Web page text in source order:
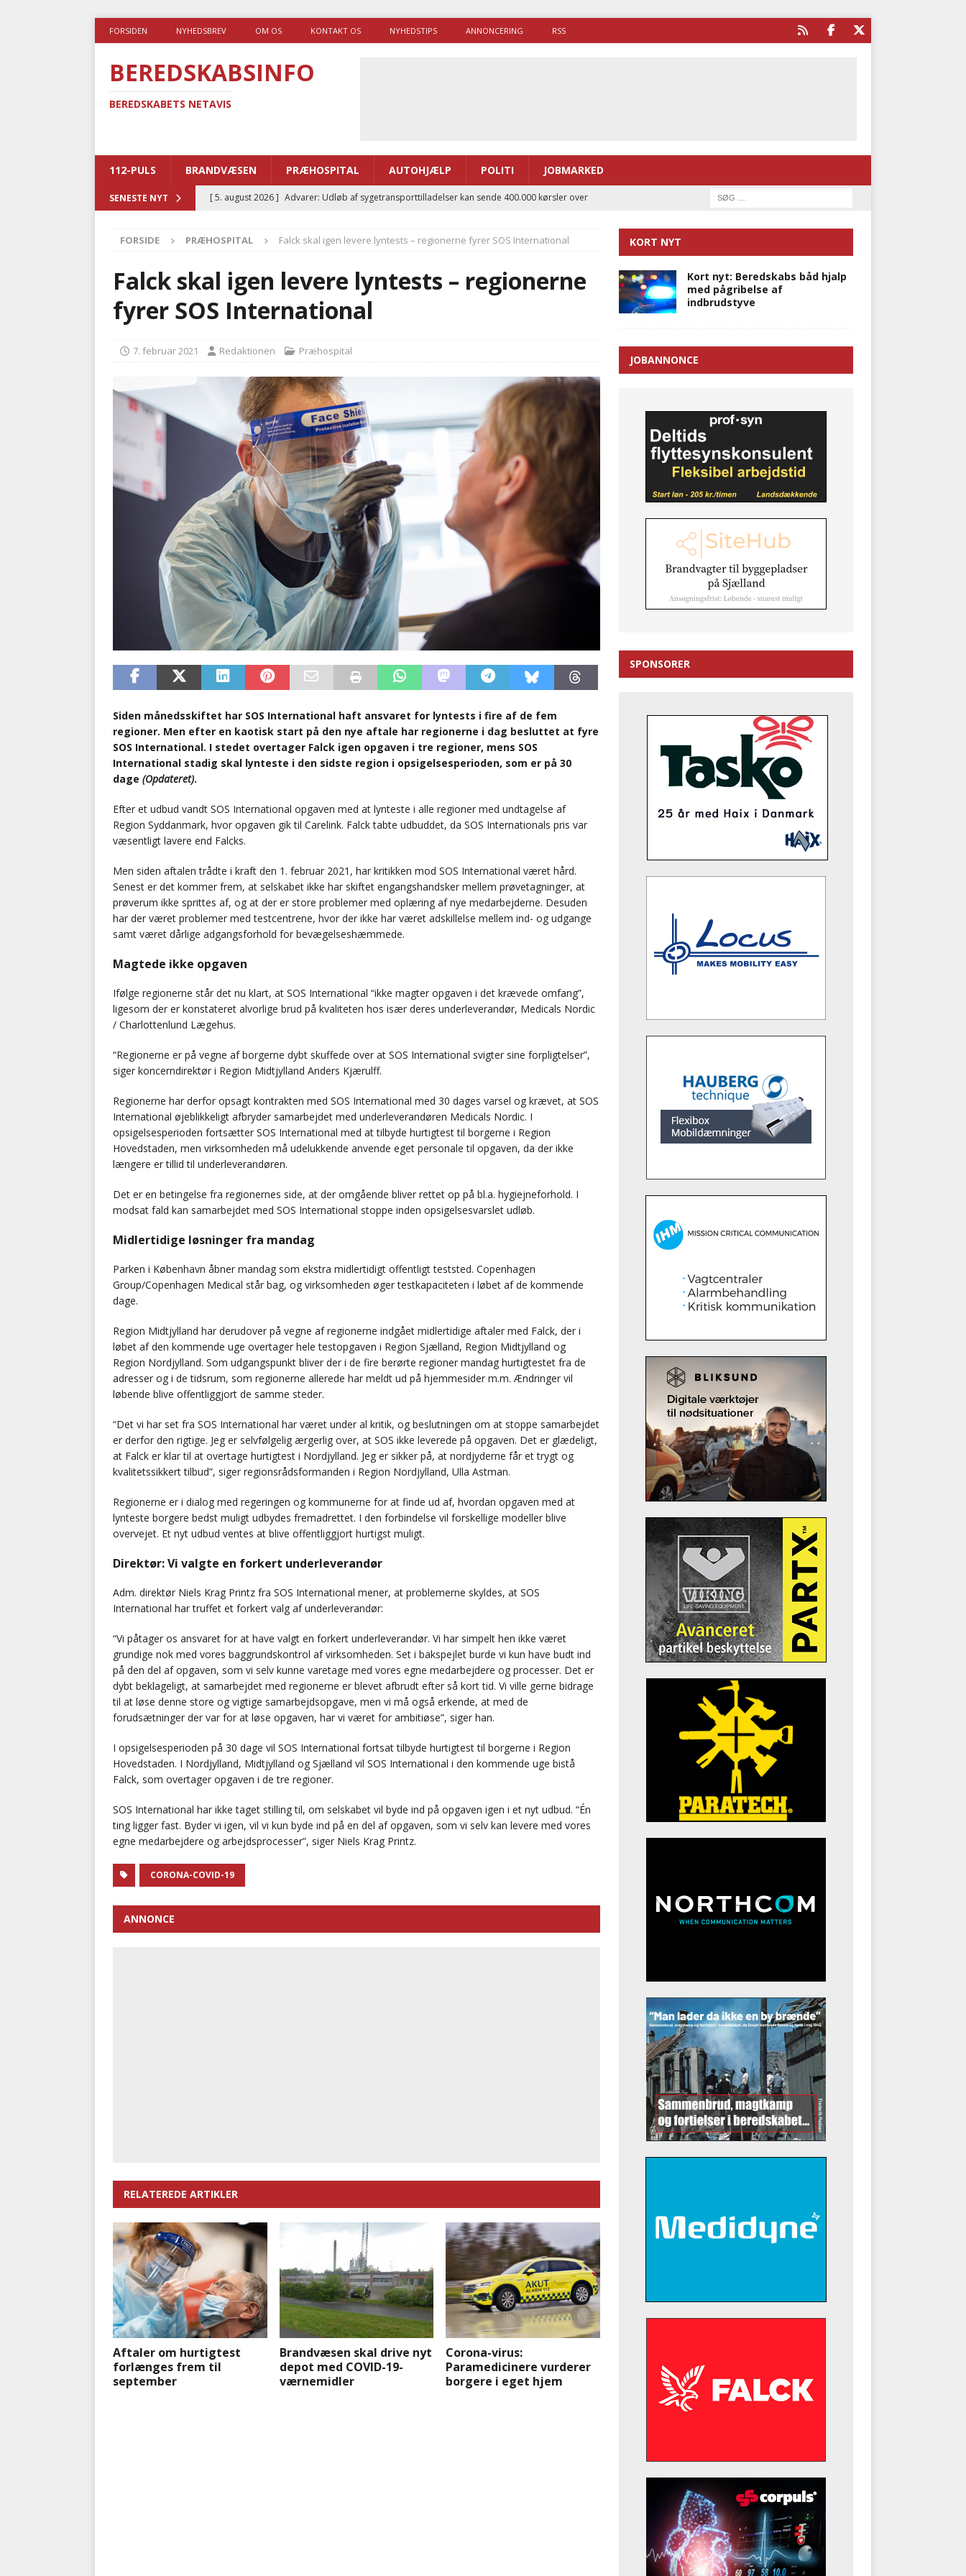
FORSIDEN NYHEDSBREV OM OS KONTAKT OS NYHEDSTIPS ANNONCERING RSS
BEREDSKABSINFO
BEREDSKABETS NETAVIS
112-PULS BRANDVÆSEN PRÆHOSPITAL AUTOHJÆLP POLITI JOBMARKED
SENESTE NYT [ 5. august 2026 ] Advarer: Udløb af sygetransporttilladelser kan sende 400.000 kørsler over
[ 5. august 2026 ] Ny ambulance og el-sygetransportvogn til Samsø
PRÆHOSPITAL
[ 4. august 2026 ]
Brandvæsenerne brugte lidt længere tid på at komme af sted i 2025
BRANDVÆSEN
[ 4. august 2026 ]
Ny treårig politiuddannelse skal ruste betjentene til mere kompleks
kriminalitet
POLITI
BRANDVÆSEN
FORSIDE PRÆHOSPITAL Falck skal igen levere lyntests – regionerne fyrer SOS International
Falck skal igen levere lyntests – regionerne
fyrer SOS International
7. februar 2021 Redaktionen Præhospital
Siden månedsskiftet har SOS International haft ansvaret for lyntests i fire af de fem
regioner. Men efter en kaotisk start på den nye aftale har regionerne i dag besluttet at fyre
SOS International. I stedet overtager Falck igen opgaven i tre regioner, mens SOS
International stadig skal lynteste i den sidste region i opsigelsesperioden, som er på 30
dage (Opdateret).
Efter et udbud vandt SOS International opgaven med at lynteste i alle regioner med undtagelse af
Region Syddanmark, hvor opgaven gik til Carelink. Falck tabte udbuddet, da SOS Internationals pris var
væsentligt lavere end Falcks.
Men siden aftalen trådte i kraft den 1. februar 2021, har kritikken mod SOS International været hård.
Senest er det kommer frem, at selskabet ikke har skiftet engangshandsker mellem prøvetagninger, at
prøverum ikke sprittes af, og at der er store problemer med oplæring af nye medarbejderne. Desuden
har der været problemer med testcentrene, hvor der ikke har været adskillelse mellem ind- og udgange
samt været dårlige adgangsforhold for bevægelseshæmmede.
Magtede ikke opgaven
Ifølge regionerne står det nu klart, at SOS International “ikke magter opgaven i det krævede omfang”,
ligesom der er konstateret alvorlige brud på kvaliteten hos især deres underleverandør, Medicals Nordic
/ Charlottenlund Lægehus.
“Regionerne er på vegne af borgerne dybt skuffede over at SOS International svigter sine forpligtelser”,
siger koncerndirektør i Region Midtjylland Anders Kjærulff.
Regionerne har derfor opsagt kontrakten med SOS International med 30 dages varsel og krævet, at SOS
International øjeblikkeligt afbryder samarbejdet med underleverandøren Medicals Nordic. I
opsigelsesperioden fortsætter SOS International med at tilbyde hurtigtest til borgerne i Region
Hovedstaden, men virksomheden må udelukkende anvende eget personale til opgaven, da der ikke
længere er tillid til underleverandøren.
Det er en betingelse fra regionernes side, at der omgående bliver rettet op på bl.a. hygiejneforhold. I
modsat fald kan samarbejdet med SOS International stoppe inden opsigelsesvarslet udløb.
Midlertidige løsninger fra mandag
Parken i København åbner mandag som ekstra midlertidigt offentligt teststed. Copenhagen
Group/Copenhagen Medical står bag, og virksomheden øger testkapaciteten i løbet af de kommende
dage.
Region Midtjylland har derudover på vegne af regionerne indgået midlertidige aftaler med Falck, der i
løbet af den kommende uge overtager hele testopgaven i Region Sjælland, Region Midtjylland og
Region Nordjylland. Som udgangspunkt bliver der i de fire berørte regioner mandag hurtigtestet fra de
adresser og i de tidsrum, som regionerne allerede har meldt ud på hjemmesider m.m. Ændringer vil
løbende blive offentliggjort de samme steder.
“Det vi har set fra SOS International har været under al kritik, og beslutningen om at stoppe samarbejdet
er derfor den rigtige. Jeg er selvfølgelig ærgerlig over, at SOS ikke leverede på opgaven. Det er glædeligt,
at Falck er klar til at overtage hurtigtest i Nordjylland. Jeg er sikker på, at nordjyderne får et trygt og
kvalitetssikkert tilbud”, siger regionsrådsformanden i Region Nordjylland, Ulla Astman.
Regionerne er i dialog med regeringen og kommunerne for at finde ud af, hvordan opgaven med at
lynteste borgere bedst muligt udbydes fremadrettet. I den forbindelse vil forskellige modeller blive
overvejet. Et nyt udbud ventes at blive offentliggjort hurtigst muligt.
Direktør: Vi valgte en forkert underleverandør
Adm. direktør Niels Krag Printz fra SOS International mener, at problemerne skyldes, at SOS
International har truffet et forkert valg af underleverandør:
“Vi påtager os ansvaret for at have valgt en forkert underleverandør. Vi har simpelt hen ikke været
grundige nok med vores baggrundskontrol af virksomheden. Set i bakspejlet burde vi kun have budt ind
på den del af opgaven, som vi selv kunne varetage med vores egne medarbejdere og processer. Det er
dybt beklageligt, at samarbejdet med regionerne er blevet afbrudt efter så kort tid. Vi ville gerne bidrage
til at løse denne store og vigtige samarbejdsopgave, men vi må også erkende, at med de
forudsætninger der var for at løse opgaven, har vi været for ambitiøse”, siger han.
I opsigelsesperioden på 30 dage vil SOS International fortsat tilbyde hurtigtest til borgerne i Region
Hovedstaden. I Nordjylland, Midtjylland og Sjælland vil SOS International i den kommende uge bistå
Falck, som overtager opgaven i de tre regioner.
SOS International har ikke taget stilling til, om selskabet vil byde ind på opgaven igen i et nyt udbud. “Én
ting ligger fast. Byder vi igen, vil vi kun byde ind på en del af opgaven, som vi selv kan levere med vores
egne medarbejdere og arbejdsprocesser”, siger Niels Krag Printz.
CORONA-COVID-19
ANNONCE
RELATEREDE ARTIKLER
Aftaler om hurtigtest
forlænges frem til
september
Brandvæsen skal drive nyt
depot med COVID-19-
værnemidler
Corona-virus:
Paramedicinere vurderer
borgere i eget hjem
KORT NYT
Kort nyt: Beredskabs båd hjalp
med pågribelse af
indbrudstyve
JOBANNONCE
SPONSORER